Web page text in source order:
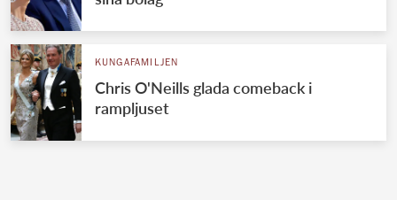
Jordanska kungahuset
Luxemburgska storhertighuset
Japanska kejsarhuset
KUNGAFAMILJEN
Chris O'Neills glada comeback i
rampljuset